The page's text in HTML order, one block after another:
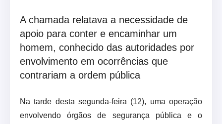
A chamada relatava a necessidade de
apoio para conter e encaminhar um
homem, conhecido das autoridades por
envolvimento em ocorrências que
contrariam a ordem pública
Na tarde desta segunda-feira (12), uma operação
envolvendo órgãos de segurança pública e o